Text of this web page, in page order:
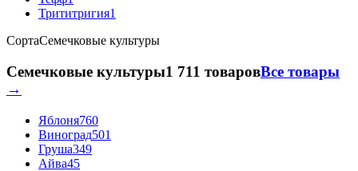
Трититригия1
СортаСемечковые культуры
Семечковые культуры1 711 товаровВсе товары
→
Яблоня760
Виноград501
Груша349
Айва45